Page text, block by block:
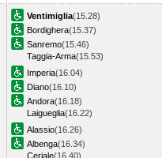
Ventimiglia(15.28)
Bordighera(15.37)
Sanremo(15.46)
Taggia-Arma(15.53)
Imperia(16.04)
Diano(16.10)
Andora(16.18)
Laigueglia(16.22)
Alassio(16.26)
Albenga(16.34)
Ceriale(16.40)